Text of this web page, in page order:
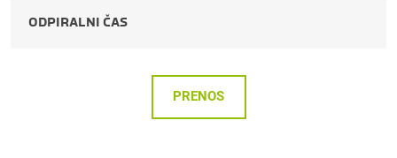
ODPIRALNI ČAS
PRENOS